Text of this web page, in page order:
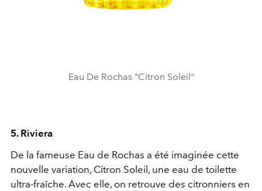
Eau De Rochas "Citron Soleil"
5. Riviera
De la fameuse Eau de Rochas a été imaginée cette
nouvelle variation, Citron Soleil, une eau de toilette
ultra-fraîche. Avec elle, on retrouve des citronniers en